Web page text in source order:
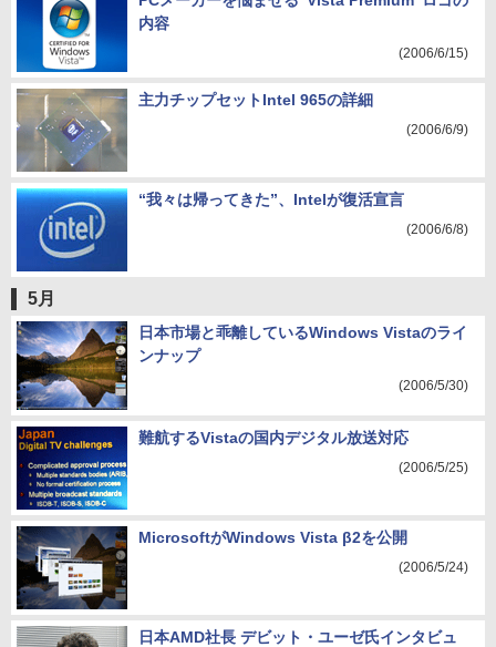
内容
(2006/6/15)
主力チップセットIntel 965の詳細
(2006/6/9)
“我々は帰ってきた”、Intelが復活宣言
(2006/6/8)
5月
日本市場と乖離しているWindows Vistaのライ
ンナップ
(2006/5/30)
難航するVistaの国内デジタル放送対応
(2006/5/25)
MicrosoftがWindows Vista β2を公開
(2006/5/24)
日本AMD社長 デビット・ユーゼ氏インタビュ